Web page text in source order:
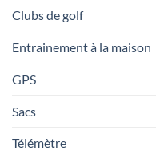
Clubs de golf
Entrainement à la maison
GPS
Sacs
Télémètre